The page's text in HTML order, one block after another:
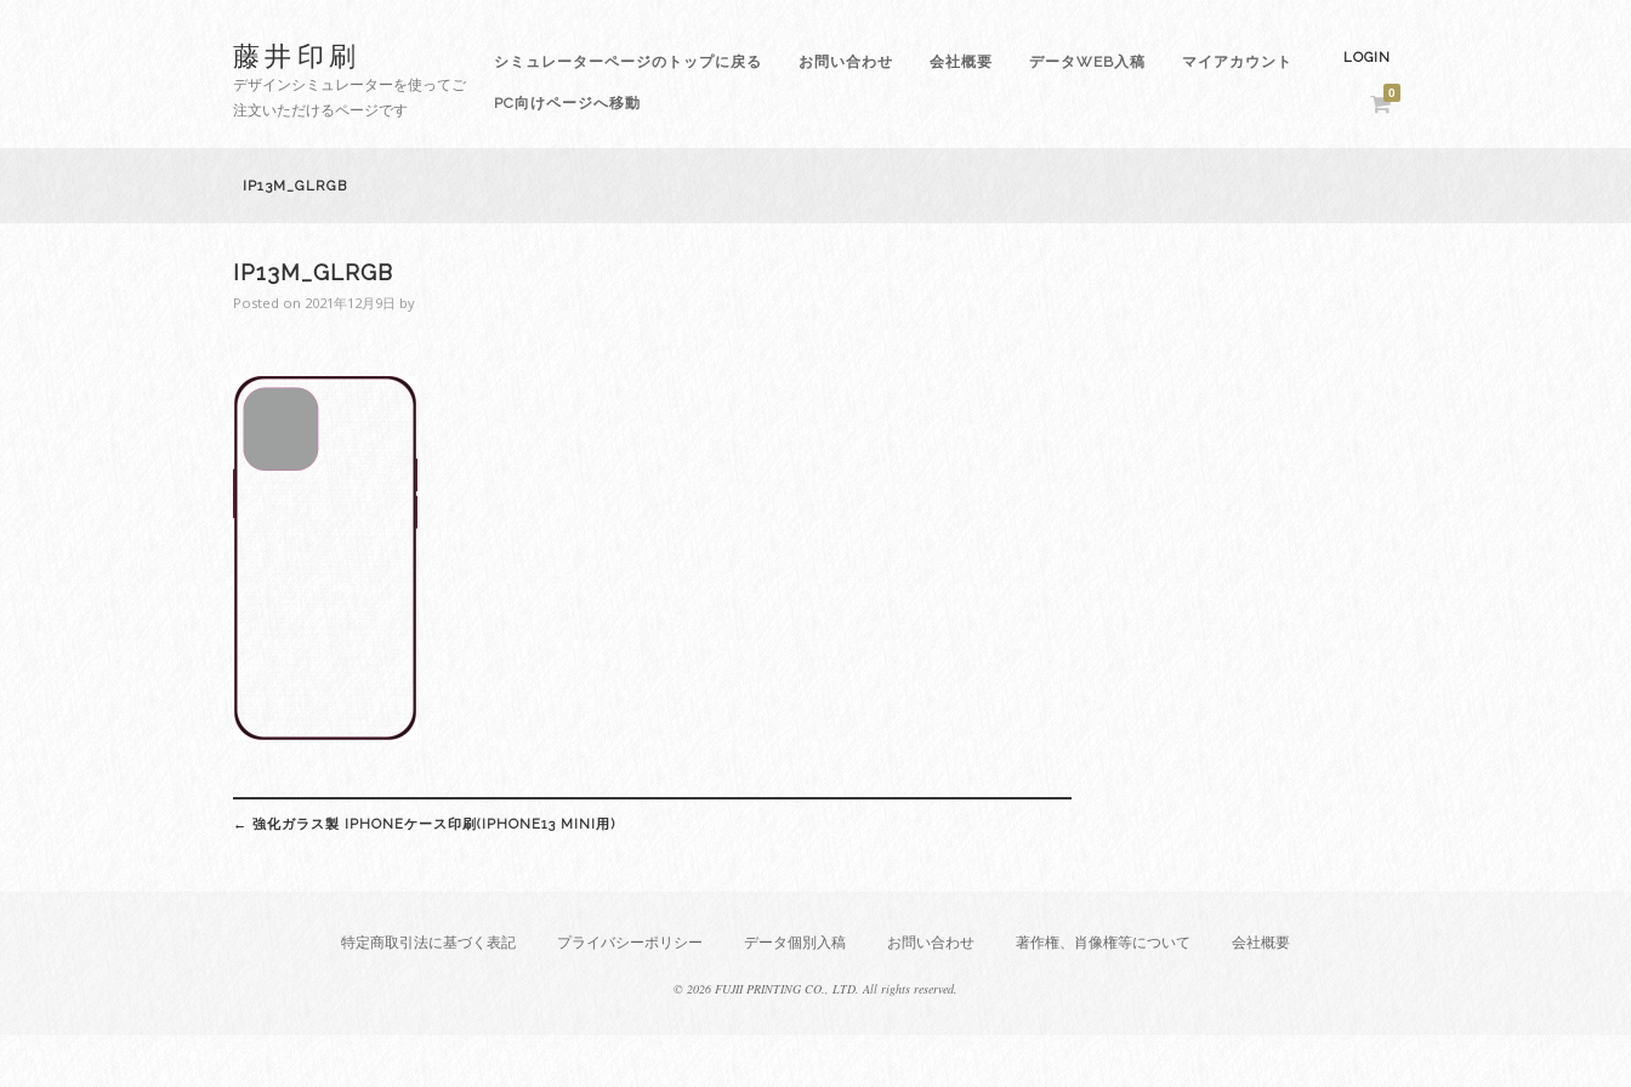
藤井印刷
デザインシミュレーターを使ってご
注文いただけるページです
シミュレーターページのトップに戻る お問い合わせ 会社概要 データWEB入稿 マイアカウント
PC向けページへ移動
LOGIN
0
IP13M_GLRGB
IP13M_GLRGB
Posted on 2021年12月9日 by
navigation
← 強化ガラス製 IPHONEケース印刷(IPHONE13 MINI用)
特定商取引法に基づく表記 プライバシーポリシー データ個別入稿 お問い合わせ 著作権、肖像権等について 会社概要
© 2026 FUJII PRINTING CO., LTD. All rights reserved.